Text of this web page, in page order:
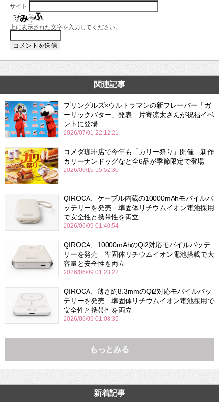
サイト
上に表示された文字を入力してください。
関連記事
プリングルズ×ウルトラマンの新フレーバー「ガ
ーリックバター」発表 片寄涼太さんが祝福イベ
ントに登場
2026/07/01 22:12:21
コメダ珈琲店で今年も「カリー祭り」開催 新作
カリーナンドッグなど全6品が季節限定で登場
2026/06/16 15:52:30
QIROCA、ケーブル内蔵の10000mAhモバイルバ
ッテリーを発売 準固体リチウムイオン電池採用
で安全性と携帯性を両立
2026/06/09 01:40:54
QIROCA、10000mAhのQi2対応モバイルバッテ
リーを発売 準固体リチウムイオン電池搭載で大
容量と安全性を両立
2026/06/09 01:23:22
QIROCA、薄さ約8.3mmのQi2対応モバイルバッ
テリーを発売 準固体リチウムイオン電池採用で
安全性と携帯性を両立
2026/06/09 01:08:35
もっとみる
新着記事